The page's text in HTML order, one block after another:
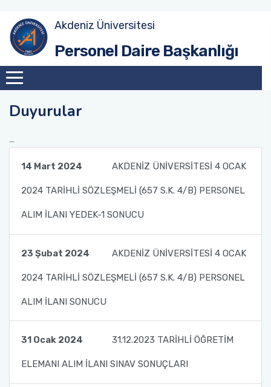
Akdeniz Üniversitesi
Personel Daire Başkanlığı
Duyurular
14 Mart 2024 AKDENİZ ÜNİVERSİTESİ 4 OCAK
2024 TARİHLİ SÖZLEŞMELİ (657 S.K. 4/B) PERSONEL
ALIM İLANI YEDEK-1 SONUCU
23 Şubat 2024 AKDENİZ ÜNİVERSİTESİ 4 OCAK
2024 TARİHLİ SÖZLEŞMELİ (657 S.K. 4/B) PERSONEL
ALIM İLANI SONUCU
31 Ocak 2024 31.12.2023 TARİHLİ ÖĞRETİM
ELEMANI ALIM İLANI SINAV SONUÇLARI
Akademik Atama Şube Müdürlüğü
Akademik Görevlendirme ve Evrak Kayıt Şube
Müdürlüğü
İdari Personel Şube Müdürlüğü
Sicil ve Disiplin İşlemleri Şube Müdürlüğü
Maaş Tahakkuk Şube Müdürlüğü